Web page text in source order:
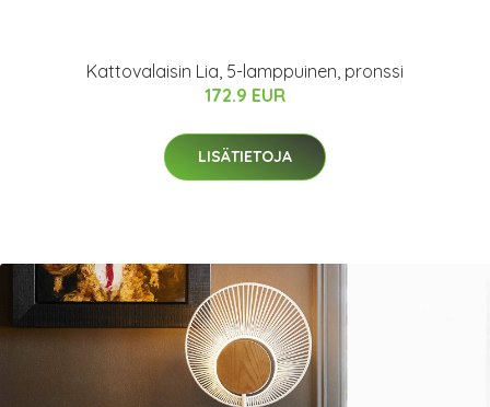
Kattovalaisin Lia, 5-lamppuinen, pronssi
172.9 EUR
LISÄTIETOJA